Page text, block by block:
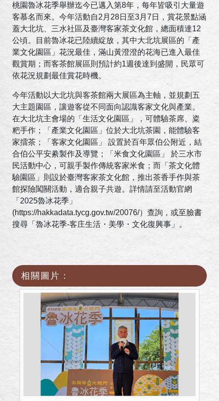
桃園魯冰花季舉辦迄今已邁入第8年，每年皆吸引大量遊
客慕名而來。今年活動自2 月 28日至3月 7日，賞花景點涵
蓋大北坑、三水社區及臺灣客家茶文化館，總面積達12
公頃。目前魯冰花已陸續綻放，其中大北坑展區的「產
業文化園區」花況最佳，滿山黃澄澄的花海已進入最佳
觀賞期；而客茶館展區則預計約1週後達到盛開，民眾可
依花況規劃最佳賞花時機。
今年活動以大北坑與客茶館兩大展區為主軸，並規劃五
大主題園區，讓遊客從不同面向認識客家文化與產業。
在大北坑主會場的「生活文化園區」，可體驗茶席、粢
粑手作；「產業文化園區」位於大北坑茶園，能體驗客
家擂茶；「客家文化園區」 設置於百年眾伯公附近，結
合伯公平安絭製作及導覽；「米食文化園區」 於三水市
民活動中心，可親手製作傳統客家米食；而「茶文化體
驗園區」則設於臺灣客家茶文化館，推出茶香手作與茶
館探險闖關活動，適合親子共遊。詳情請至活動官網
「 2025魯冰花季」
(https://hakkadata.tycg.gov.tw/20076/）查詢，或至臉書
搜尋「魯冰花季-客庄生活・美學・文化復興事」。
相關圖片：